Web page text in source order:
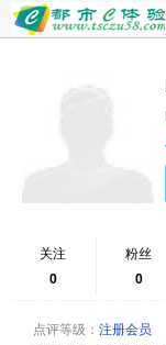
关注
0
粉丝
0
点评等级： 注册会员